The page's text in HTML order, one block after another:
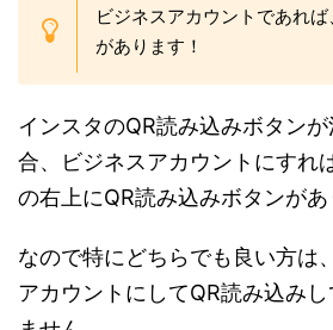
ビジネスアカウントであれ
があります！
インスタのQR読み込みボタン
合、ビジネスアカウントにすれ
の右上にQR読み込みボタンがあ
なので特にどちらでも良い方は
アカウントにしてQR読み込み